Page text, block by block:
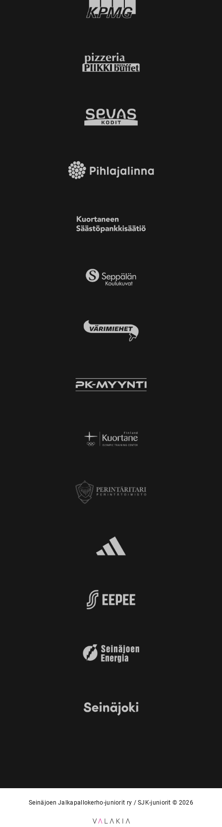
Seinäjoen Jalkapallokerho-juniorit ry / SJK-juniorit © 2026